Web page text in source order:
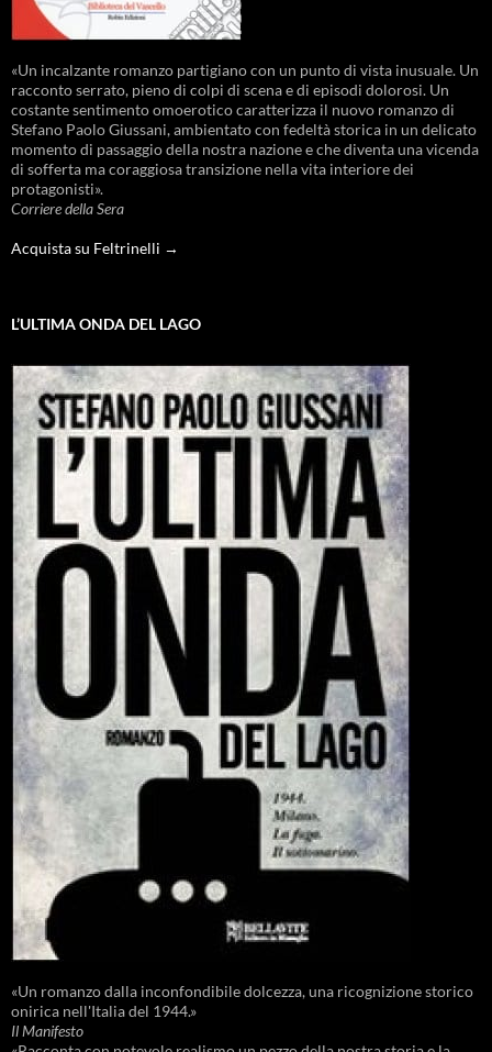
«Un incalzante romanzo partigiano con un punto di vista inusuale. Un
racconto serrato, pieno di colpi di scena e di episodi dolorosi. Un
costante sentimento omoerotico caratterizza il nuovo romanzo di
Stefano Paolo Giussani, ambientato con fedeltà storica in un delicato
momento di passaggio della nostra nazione e che diventa una vicenda
di sofferta ma coraggiosa transizione nella vita interiore dei
protagonisti».
Corriere della Sera
Acquista su Feltrinelli →
L’ULTIMA ONDA DEL LAGO
«Un romanzo dalla inconfondibile dolcezza, una ricognizione storico
onirica nell'Italia del 1944.»
Il Manifesto